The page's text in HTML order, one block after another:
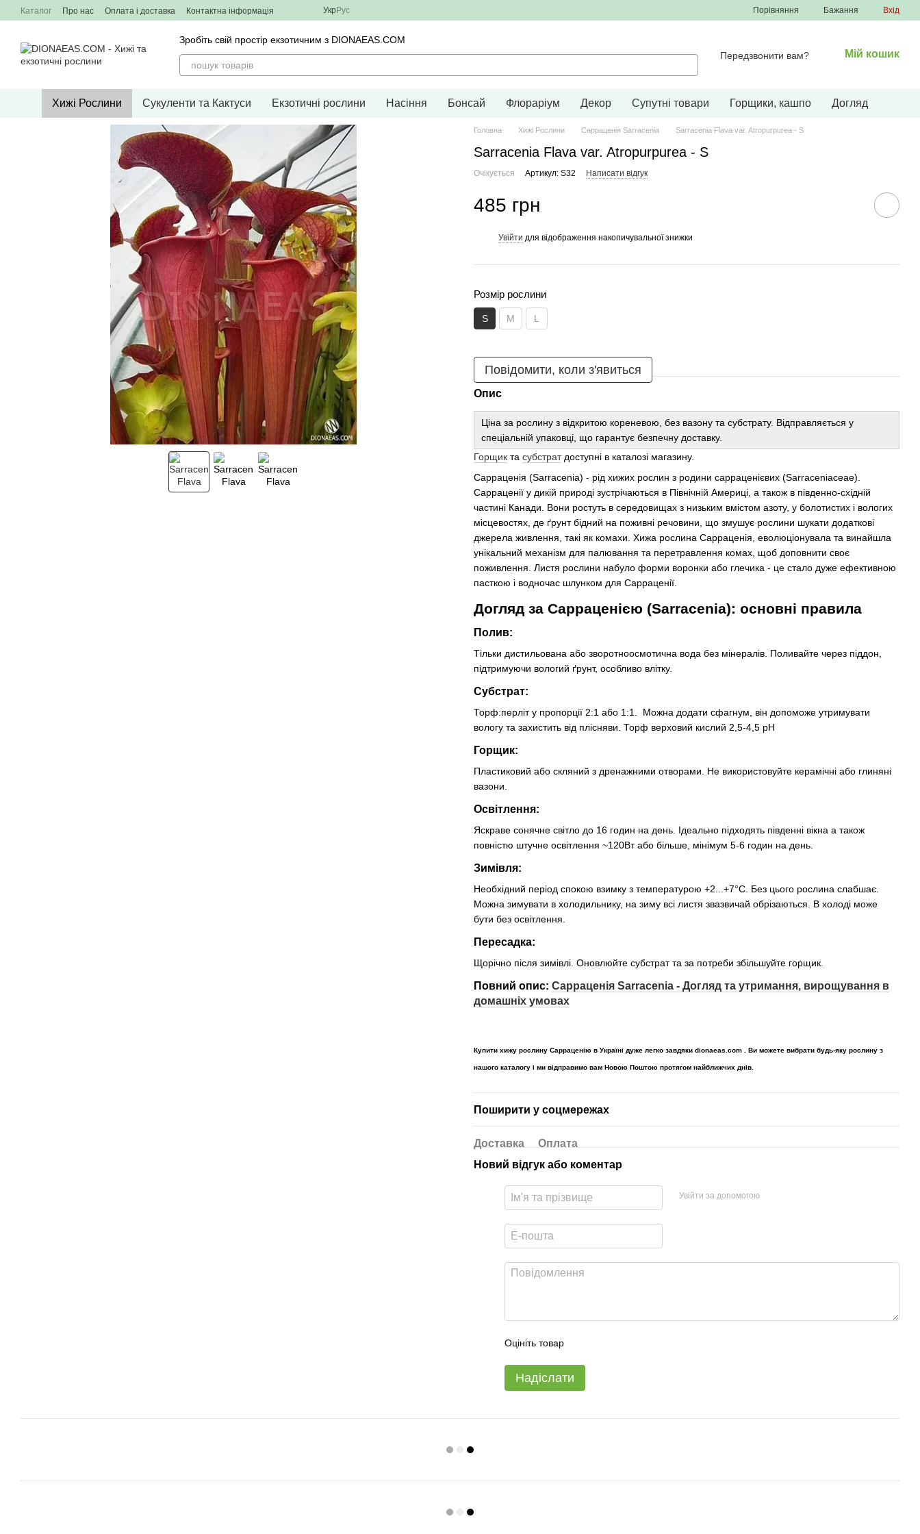
Перейти до основного контенту
Каталог Про нас Оплата і доставка Контактна інформація УкрРус Порівняння Бажання Вхід
Зробіть свій простір екзотичним з DIONAEAS.COM
Передзвонити вам?
Мій кошик
Хижі Рослини Сукуленти та Кактуси Екзотичні рослини Насіння Бонсай Флораріум Декор Супутні товари Горщики, кашпо Догляд
Головна Хижі Рослини Сарраценія Sarracenia Sarracenia Flava var. Atropurpurea - S
Sarracenia Flava var. Atropurpurea - S
Очікується Артикул: S32 Написати відгук
485 грн
Увійти для відображення накопичувальної знижки
Розмір рослини
S M L
Повідомити, коли з'явиться
Опис
Ціна за рослину з відкритою кореневою, без вазону та субстрату. Відправляється у
спеціальній упаковці, що гарантує безпечну доставку.
Горщик та субстратдоступні в каталозі магазину.
Сарраценія (Sarracenia) - рід хижих рослин з родини сарраценієвих (Sarraceniaceae).
Сарраценії у дикій природі зустрічаються в Північній Америці, а також в південно-східній
частині Канади. Вони ростуть в середовищах з низьким вмістом азоту, у болотистих і вологих
місцевостях, де ґрунт бідний на поживні речовини, що змушує рослини шукати додаткові
джерела живлення, такі як комахи. Хижа рослина Сарраценія, еволюціонувала та винайшла
унікальний механізм для палювання та перетравлення комах, щоб доповнити своє
поживлення. Листя рослини набуло форми воронки або глечика - це стало дуже ефективною
пасткою і водночас шлунком для Сарраценії.
Догляд за Сарраценією (Sarracenia): основні правила
Полив:
Тільки дистильована або зворотноосмотична вода без мінералів. Поливайте через піддон,
підтримуючи вологий ґрунт, особливо влітку.
Субстрат:
Торф:перліт у пропорції 2:1 або 1:1. Можна додати сфагнум, він допоможе утримувати
вологу та захистить від плісняви. Торф верховий кислий 2,5-4,5 pH
Горщик:
Пластиковий або скляний з дренажними отворами. Не використовуйте керамічні або глиняні
вазони.
Освітлення:
Яскраве сонячне світло до 16 годин на день. Ідеально підходять південні вікна а також
повністю штучне освітлення ~120Вт або більше, мінімум 5-6 годин на день.
Зимівля:
Необхідний період спокою взимку з температурою +2...+7°C. Без цього рослина слабшає.
Можна зимувати в холодильнику, на зиму всі листя звазвичай обрізаються. В холоді може
бути без освітлення.
Пересадка:
Щорічно після зимівлі. Оновлюйте субстрат та за потреби збільшуйте горщик.
Повний опис: Сарраценія Sarracenia - Догляд та утримання, вирощування в
домашніх умовах
Купити хижу рослину Сарраценію в Україні дуже легко завдяки dionaeas.com . Ви можете вибрати будь-яку рослину з
нашого каталогу і ми відправимо вам Новою Поштою протягом найближчих днів.
Поширити у соцмережах
Доставка
Оплата
Новий відгук або коментар
Увійти за допомогою
Оцініть товар
Надіслати